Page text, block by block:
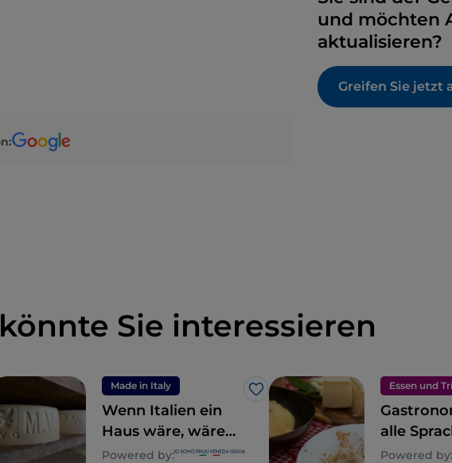
und möchten
aktualisieren?
Sie interessieren
Made in Italy
Like
Wenn Italien ein
Haus wäre, wäre
Friaul-Julisch
Powered by:
Essen und
alle
Powered by: